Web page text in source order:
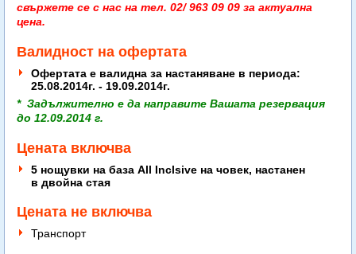
свържете се с нас на тел. 02/ 963 09 09 за актуална
цена.
Валидност на офертата
Офертата е валидна за настаняване в периода:
25.08.2014г. - 19.09.2014г.
* Задължително е да направите Вашата резервация
до 12.09.2014 г.
Цената включва
5 нощувки на база All Inclsive на човек, настанен
в двойна стая
Цената не включва
Транспорт